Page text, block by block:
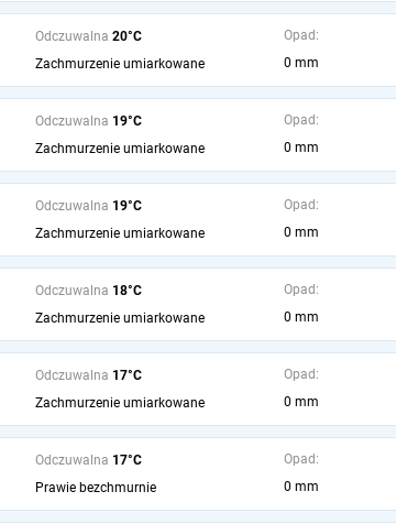
Odczuwalna 20°C
Zachmurzenie umiarkowane
Opad:
0 mm
Odczuwalna 19°C
Zachmurzenie umiarkowane
Opad:
0 mm
Odczuwalna 19°C
Zachmurzenie umiarkowane
Opad:
0 mm
Odczuwalna 18°C
Zachmurzenie umiarkowane
Opad:
0 mm
Odczuwalna 17°C
Zachmurzenie umiarkowane
Opad:
0 mm
Odczuwalna 17°C
Prawie bezchmurnie
Opad:
0 mm